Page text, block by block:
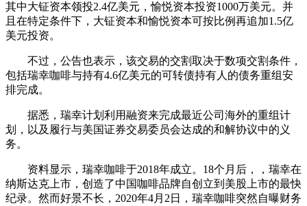
其中大钲资本领投2.4亿美元，愉悦资本投资1000万美元。并
且在特定条件下，大钲资本和愉悦资本可按比例再追加1.5亿
美元投资。
不过，公告也表示，该交易的交割取决于数项交割条件，
包括瑞幸咖啡与持有4.6亿美元的可转债持有人的债务重组安
排完成。
据悉，瑞幸计划利用融资来完成最近公司海外的重组计
划，以及履行与美国证券交易委员会达成的和解协议中的义
务。
资料显示，瑞幸咖啡于2018年成立。18个月后，，瑞幸在
纳斯达克上市，创造了中国咖啡品牌自创立到美股上市的最快
纪录。然而好景不长，2020年4月2日，瑞幸咖啡突然自曝财务